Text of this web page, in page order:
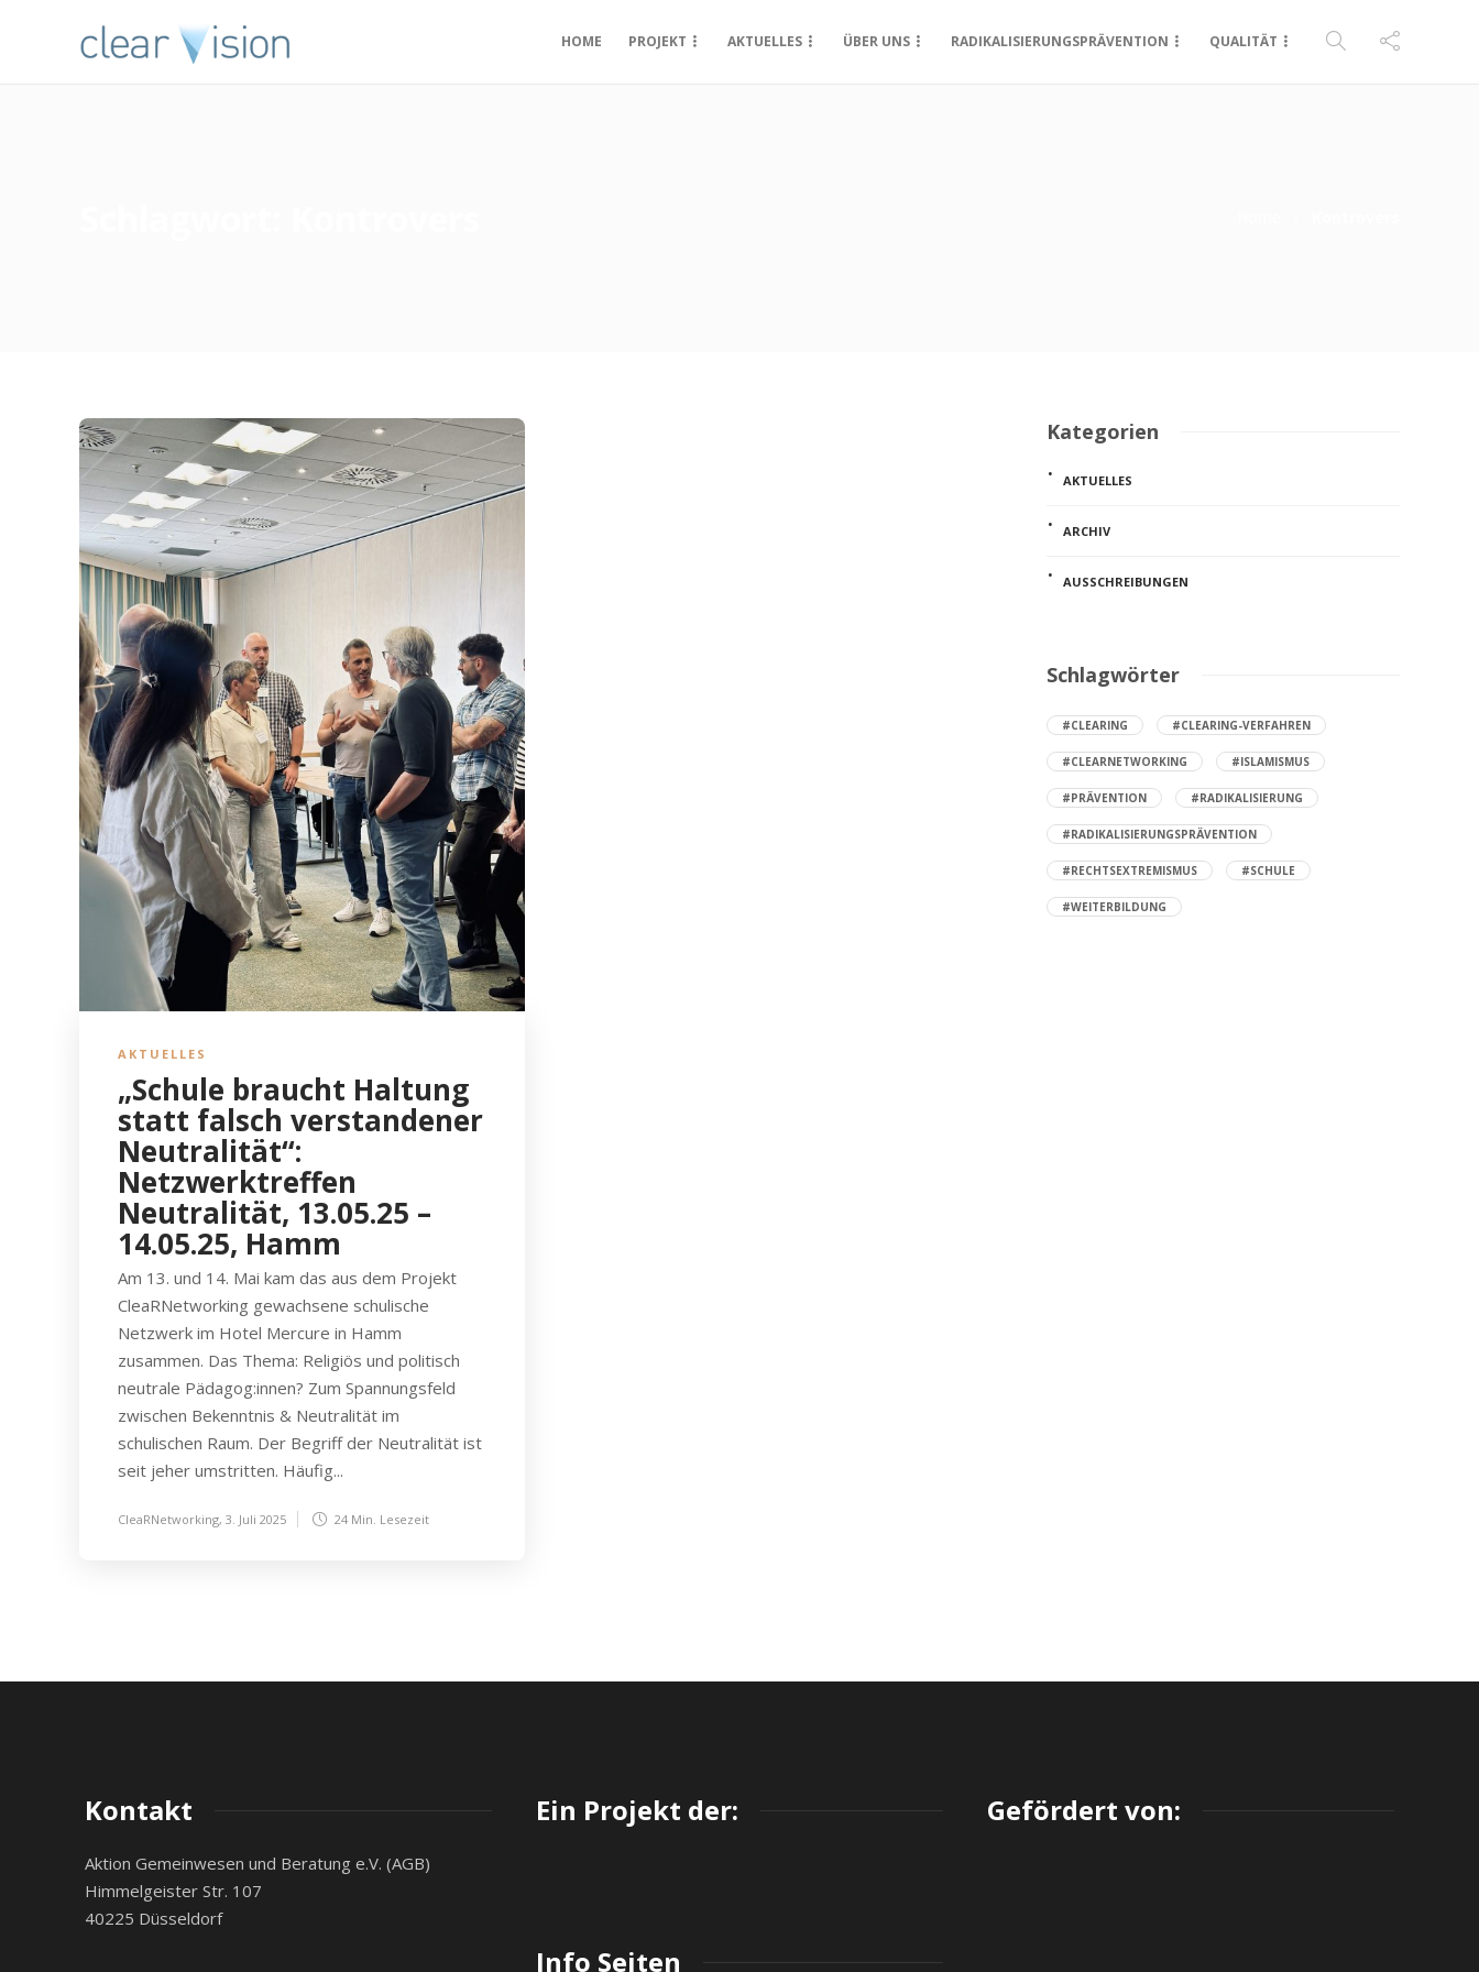
HOME PROJEKT AKTUELLES ÜBER UNS RADIKALISIERUNGSPRÄVENTION QUALITÄT
AKTUELLES
„Schule braucht Haltung
statt falsch verstandener
Neutralität“:
Netzwerktreffen
Neutralität, 13.05.25 –
14.05.25, Hamm
Am 13. und 14. Mai kam das aus dem Projekt
CleaRNetworking gewachsene schulische
Netzwerk im Hotel Mercure in Hamm
zusammen. Das Thema: Religiös und politisch
neutrale Pädagog:innen? Zum Spannungsfeld
zwischen Bekenntnis & Neutralität im
schulischen Raum. Der Begriff der Neutralität ist
seit jeher umstritten. Häufig...
CleaRNetworking, 3. Juli 2025 24 Min. Lesezeit
Kategorien
AKTUELLES
ARCHIV
AUSSCHREIBUNGEN
Schlagwörter
#CLEARING #CLEARING-VERFAHREN
#CLEARNETWORKING #ISLAMISMUS
#PRÄVENTION #RADIKALISIERUNG
#RADIKALISIERUNGSPRÄVENTION
#RECHTSEXTREMISMUS #SCHULE
#WEITERBILDUNG
Kontakt
Aktion Gemeinwesen und Beratung e.V. (AGB)
Himmelgeister Str. 107
40225 Düsseldorf
Ein Projekt der:
Info Seiten
Gefördert von: